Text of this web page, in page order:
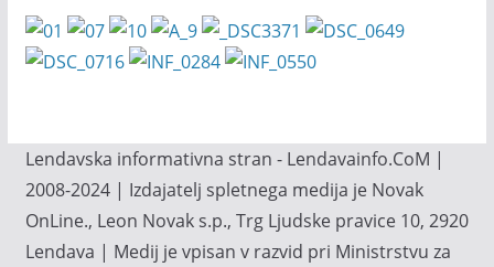
Lendavska informativna stran - Lendavainfo.CoM |
2008-2024 | Izdajatelj spletnega medija je Novak
OnLine., Leon Novak s.p., Trg Ljudske pravice 10, 2920
Lendava | Medij je vpisan v razvid pri Ministrstvu za